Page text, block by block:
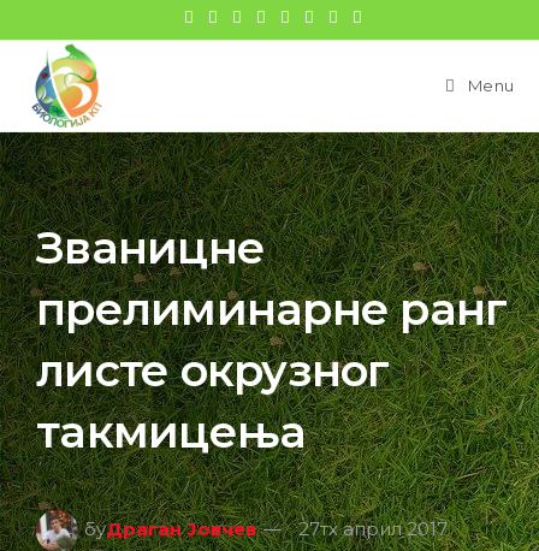
Menu
Званицне
прелиминарне ранг
листе окрузног
такмицења
бyДраган Јовчев
27тх април 2017